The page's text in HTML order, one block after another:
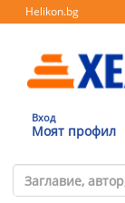
Helikon.bg
Вход
Моят профил